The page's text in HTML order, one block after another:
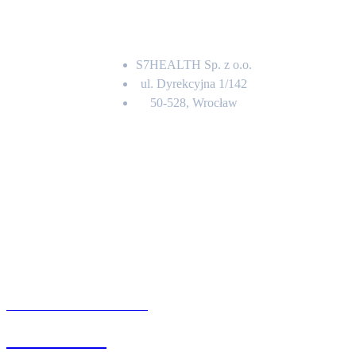
S7HEALTH Sp. z o.o.
ul. Dyrekcyjna 1/142
50-528, Wrocław